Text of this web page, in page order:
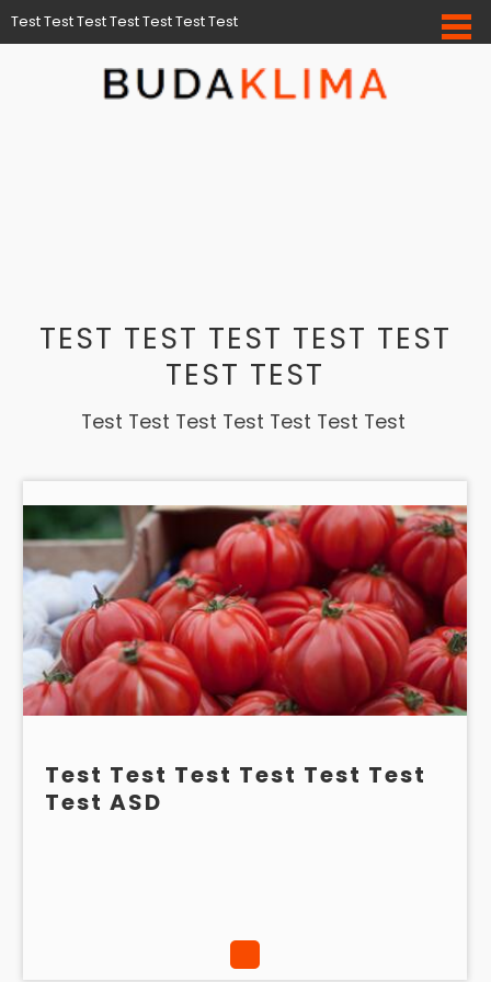
Test Test Test Test Test Test Test
TEST TEST TEST TEST TEST
TEST TEST
Test Test Test Test Test Test Test
Test Test Test Test Test Test
Test ASD